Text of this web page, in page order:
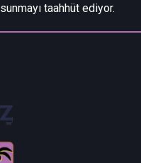
sunmayı taahhüt ediyor.